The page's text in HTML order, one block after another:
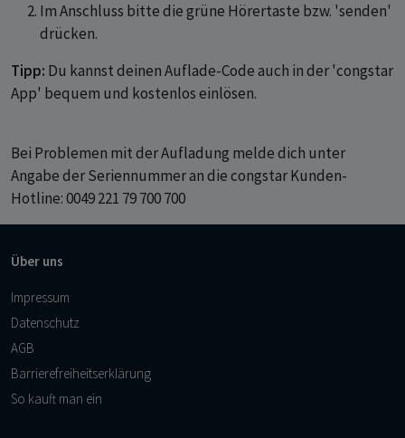
Im Anschluss bitte die grüne Hörertaste bzw. 'senden'
drücken.
Tipp: Du kannst deinen Auflade-Code auch in der 'congstar
App' bequem und kostenlos einlösen.
Bei Problemen mit der Aufladung melde dich unter
Angabe der Seriennummer an die congstar Kunden-
Hotline: 0049 221 79 700 700
Über uns
Impressum
Datenschutz
AGB
Barrierefreiheitserklärung
So kauft man ein